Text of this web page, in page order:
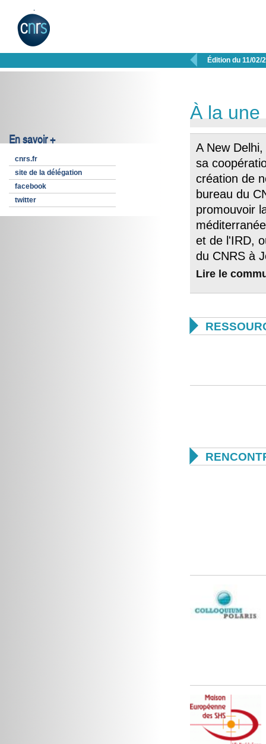
 Édition du 11/02/
En savoir +
cnrs.fr
site de la délégation
facebook
twitter
À la une
A New
sa
création de
bureau du
promouvoir
et de l'IRD,
du CNRS à
Lire le

